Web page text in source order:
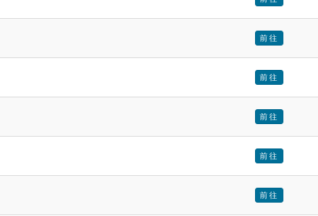
前往
前往
前往
前往
前往